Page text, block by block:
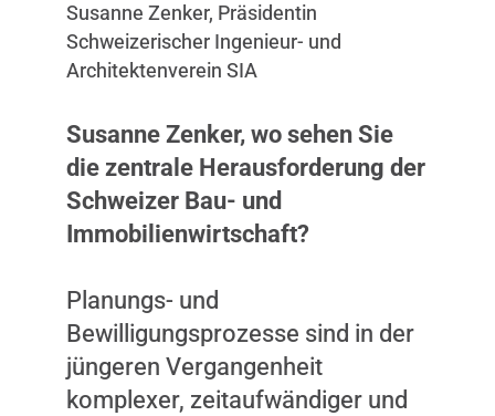
Susanne Zenker, Präsidentin
Schweizerischer Ingenieur- und
Architektenverein SIA
Susanne Zenker, wo sehen Sie
die zentrale Herausforderung der
Schweizer Bau- und
Immobilienwirtschaft?
Planungs- und
Bewilligungsprozesse sind in der
jüngeren Vergangenheit
komplexer, zeitaufwändiger und